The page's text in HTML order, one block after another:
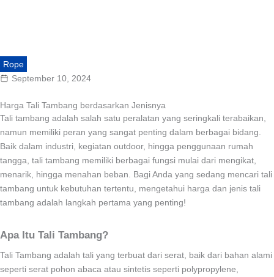
Rope
September 10, 2024
Harga Tali Tambang berdasarkan Jenisnya
Tali tambang adalah salah satu peralatan yang seringkali terabaikan,
namun memiliki peran yang sangat penting dalam berbagai bidang.
Baik dalam industri, kegiatan outdoor, hingga penggunaan rumah
tangga, tali tambang memiliki berbagai fungsi mulai dari mengikat,
menarik, hingga menahan beban. Bagi Anda yang sedang mencari tali
tambang untuk kebutuhan tertentu, mengetahui harga dan jenis tali
tambang adalah langkah pertama yang penting!
Apa Itu Tali Tambang?
Tali Tambang adalah tali yang terbuat dari serat, baik dari bahan alami
seperti serat pohon abaca atau sintetis seperti polypropylene,